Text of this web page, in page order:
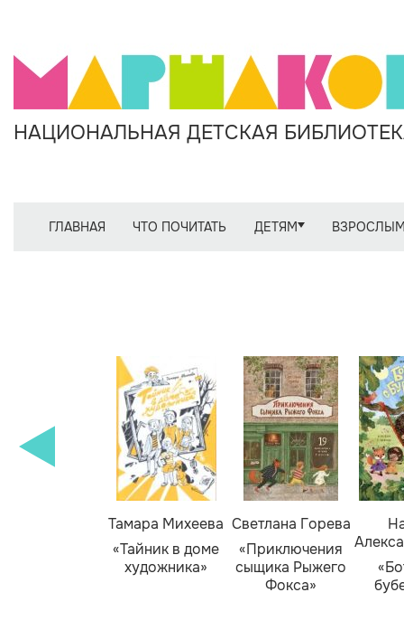
НАЦИОНАЛЬНАЯ ДЕТСКАЯ
ГЛАВНАЯ ЧТО ПОЧИТАТЬ ДЕТЯМ
Тамара Михеева
«Тайник в доме
художника»
Светлана Горева
«Приключения
сыщика Рыжего
Фокса»